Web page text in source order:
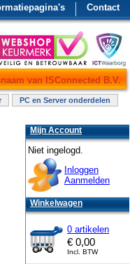
Contact
van ISConnected B.V.
PC en Server onderdelen
Mijn Account
Niet ingelogd.
Inloggen
Aanmelden
Winkelwagen
0 artikelen
€ 0,00
Incl. BTW